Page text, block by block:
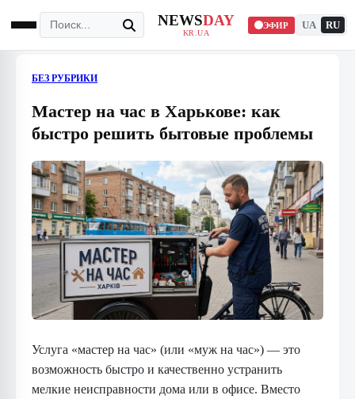
NEWSDAY
KR.UA
ЭФИР UA RU
БЕЗ РУБРИКИ
Мастер на час в Харькове: как
быстро решить бытовые проблемы
Услуга «мастер на час» (или «муж на час») — это
возможность быстро и качественно устранить
мелкие неисправности дома или в офисе. Вместо